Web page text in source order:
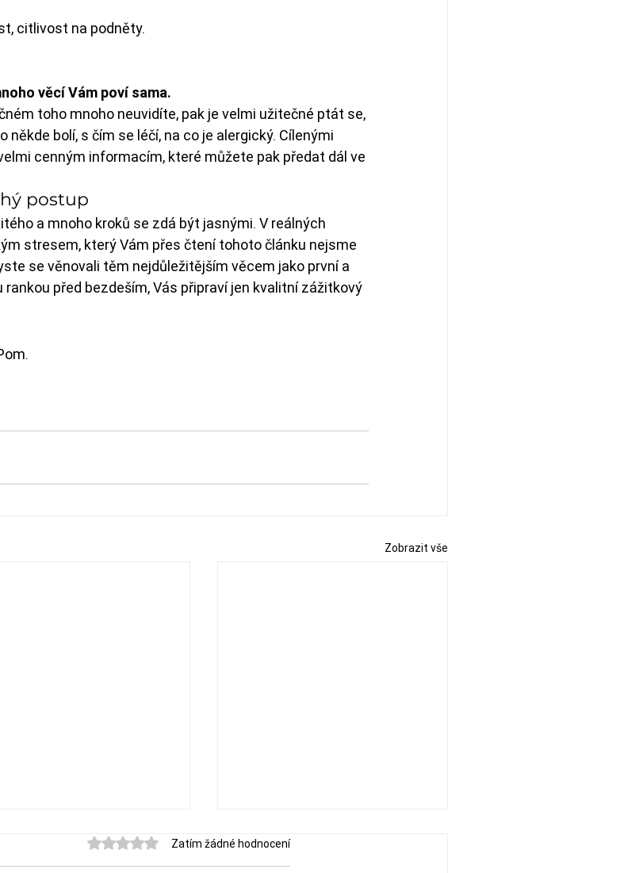
citlivost na podněty.
věcí Vám poví sama.
toho mnoho neuvidíte, pak je velmi užitečné ptát se,
bolí, s čím se léčí, na co je alergický. Cílenými
cenným informacím, které můžete pak předat dál ve
postup
a mnoho kroků se zdá být jasnými. V reálných
stresem, který Vám přes čtení tohoto článku nejsme
se věnovali těm nejdůležitějším věcem jako první a
před bezdeším, Vás připraví jen kvalitní zážitkový
Zobrazit vše
Hodnoceno 0 z 5 hvězdiček.
Zatím žádné hodnocení